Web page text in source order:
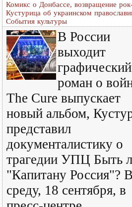
Комикс о Донбассе, возвращение
Кустурица об украинском
События культуры
В России
выходит
графический
роман о
The Cure выпускает
новый альбом,
представил
документалистику о
трагедии УПЦ Быть
"Капитану Россия"? В
среду, 18 сентября, в